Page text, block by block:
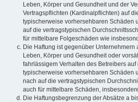
Leben, Körper und Gesundheit und der
Vertragspflichten (Kardinalpflichten) auf
typischerweise vorhersehbaren Schäden
auf die vertragstypischen
für mittelbare Folgeschäden wie
Die Haftung ist gegenüber Unternehmern
Leben, Körper und Gesundheit oder
fahrlässigem Verhalten des Betreibers
typischerweise vorhersehbaren Schäden
nach auf die vertragstypischen
auch für mittelbare Schäden,
Die Haftungsbegrenzung der Absätze a